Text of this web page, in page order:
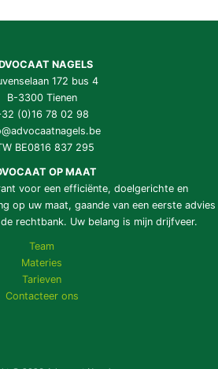
NAGELS
172 bus 4
B-3300 Tienen
(0)16 78 02 98
BE0816 837 295
OP MAAT
voor een efficiënte, doelgerichte en
op uw maat, gaande van een eerste advies
rechtbank. Uw belang is mijn drijfveer.
Team
Materies
Tarieven
Contacteer ons